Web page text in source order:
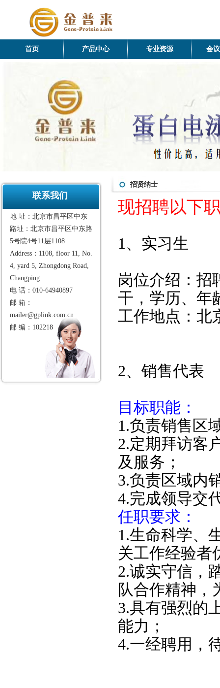
首页 产品中心 专业资源 会
联系我们
地 址：北京市昌平区中东
路址：北京市昌平区中东路
5号院4号11层1108
Address：1108, floor 11, No.
4, yard 5, Zhongdong Road,
Changping
电 话：010-64940897
邮 箱：
mailer@gplink.com.cn
邮 编：102218
招贤纳士
现招聘以下
1、实习生
岗位介绍：招
干，学历、年
工作地点：
2、销售代表
目标职能：
1.负责销售区
2.定期拜访客
及服务；
3.负责区域内
4.完成领导交
任职要求：
1.生命科学、
关工作经验者
2.诚实守信，
队合作精神，
3.具有强烈的
能力；
4.一经聘用，